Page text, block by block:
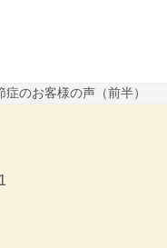
症のお客様の声（前半）